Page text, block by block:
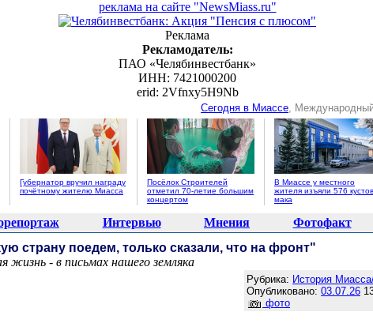
реклама на сайте "NewsMiass.ru"
Реклама
Рекламодатель:
ПАО «Челябинвестбанк»
ИНН: 7421000200
erid: 2Vfnxy5H9Nb
Сегодня в Миассе,
Губернатор вручил награду
почётному жителю Миасса
Посёлок Строителей
отметил 70-летие большим
концертом
В Миассе у местного
жителя изъяли 576 кустов
мака
Интервью Мнения Фотофакт
страну поедем, только сказали, что на фронт"
жизнь - в письмах нашего земляка
Рубрика: История
Опубликовано: 03.07.26
фото